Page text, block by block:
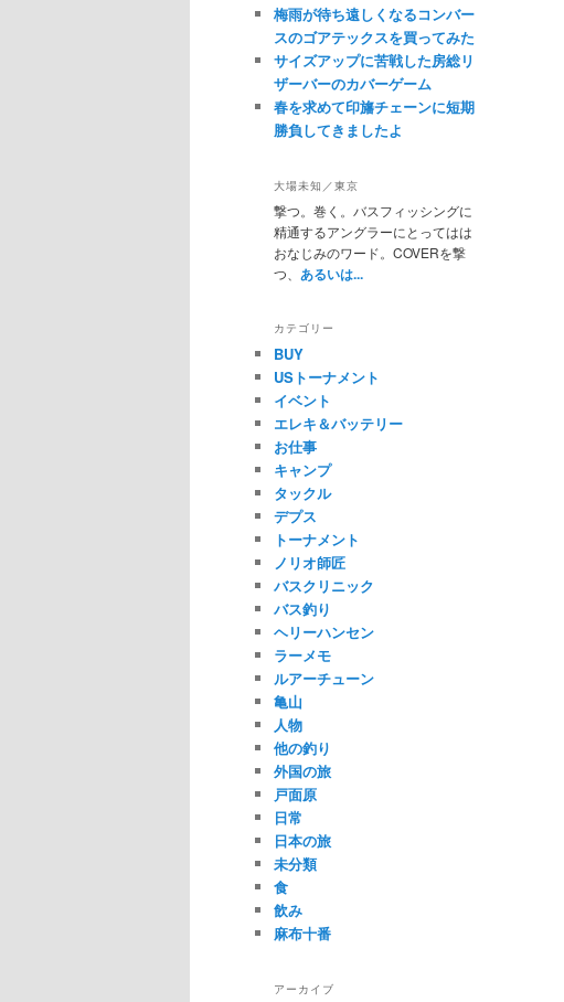
梅雨が待ち遠しくなるコンバー
スのゴアテックスを買ってみた
サイズアップに苦戦した房総リ
ザーバーのカバーゲーム
春を求めて印旛チェーンに短期
勝負してきましたよ
大場未知／東京
撃つ。巻く。バスフィッシングに
精通するアングラーにとってはは
おなじみのワード。COVERを撃
つ、 あるいは...
カテゴリー
BUY
USトーナメント
イベント
エレキ＆バッテリー
お仕事
キャンプ
タックル
デプス
トーナメント
ノリオ師匠
バスクリニック
バス釣り
ヘリーハンセン
ラーメモ
ルアーチューン
亀山
人物
他の釣り
外国の旅
戸面原
日常
日本の旅
未分類
食
飲み
麻布十番
アーカイブ